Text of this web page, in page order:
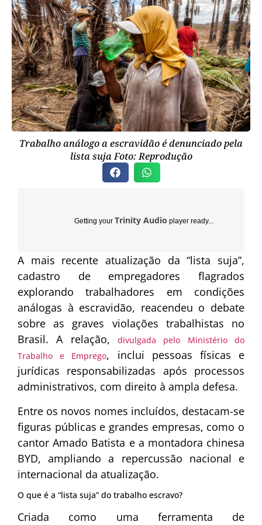
Trabalho análogo a escravidão é denunciado pela
lista suja Foto: Reprodução
Getting your Trinity Audio player ready...
A mais recente atualização da “lista suja”,
cadastro de empregadores flagrados
explorando trabalhadores em condições
análogas à escravidão, reacendeu o debate
sobre as graves violações trabalhistas no
Brasil. A relação,
divulgada pelo Ministério do
Trabalho e Emprego, inclui pessoas físicas e
jurídicas responsabilizadas após processos
administrativos, com direito à ampla defesa.
Entre os novos nomes incluídos, destacam-se
figuras públicas e grandes empresas, como o
cantor Amado Batista e a montadora chinesa
BYD, ampliando a repercussão nacional e
internacional da atualização.
O que é a “lista suja” do trabalho escravo?
Criada como uma ferramenta de